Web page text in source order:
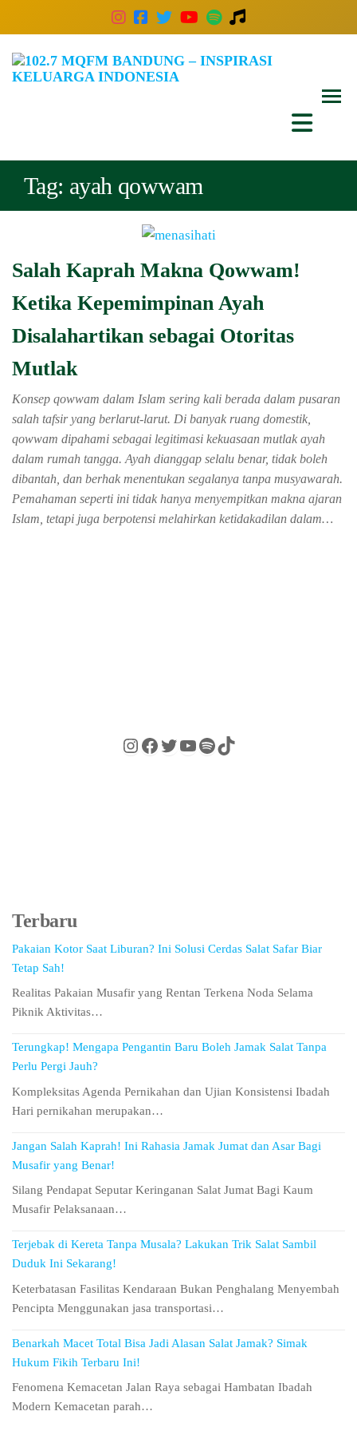
Tag: ayah qowwam
Salah Kaprah Makna Qowwam!
Ketika Kepemimpinan Ayah
Disalahartikan sebagai Otoritas
Mutlak
Konsep qowwam dalam Islam sering kali berada dalam pusaran
salah tafsir yang berlarut-larut. Di banyak ruang domestik,
qowwam dipahami sebagai legitimasi kekuasaan mutlak ayah
dalam rumah tangga. Ayah dianggap selalu benar, tidak boleh
dibantah, dan berhak menentukan segalanya tanpa musyawarah.
Pemahaman seperti ini tidak hanya menyempitkan makna ajaran
Islam, tetapi juga berpotensi melahirkan ketidakadilan dalam…
Terbaru
Pakaian Kotor Saat Liburan? Ini Solusi Cerdas Salat Safar Biar
Tetap Sah!
Realitas Pakaian Musafir yang Rentan Terkena Noda Selama
Piknik Aktivitas…
Terungkap! Mengapa Pengantin Baru Boleh Jamak Salat Tanpa
Perlu Pergi Jauh?
Kompleksitas Agenda Pernikahan dan Ujian Konsistensi Ibadah
Hari pernikahan merupakan…
Jangan Salah Kaprah! Ini Rahasia Jamak Jumat dan Asar Bagi
Musafir yang Benar!
Silang Pendapat Seputar Keringanan Salat Jumat Bagi Kaum
Musafir Pelaksanaan…
Terjebak di Kereta Tanpa Musala? Lakukan Trik Salat Sambil
Duduk Ini Sekarang!
Keterbatasan Fasilitas Kendaraan Bukan Penghalang Menyembah
Pencipta Menggunakan jasa transportasi…
Benarkah Macet Total Bisa Jadi Alasan Salat Jamak? Simak
Hukum Fikih Terbaru Ini!
Fenomena Kemacetan Jalan Raya sebagai Hambatan Ibadah
Modern Kemacetan parah…